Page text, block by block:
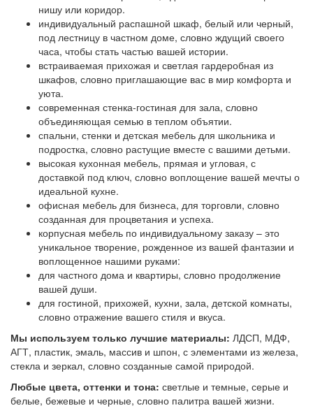
нишу или коридор.
индивидуальный распашной шкаф, белый или черный,
под лестницу в частном доме, словно ждущий своего
часа, чтобы стать частью вашей истории.
встраиваемая прихожая и светлая гардеробная из
шкафов, словно приглашающие вас в мир комфорта и
уюта.
современная стенка-гостиная для зала, словно
объединяющая семью в теплом объятии.
спальни, стенки и детская мебель для школьника и
подростка, словно растущие вместе с вашими детьми.
высокая кухонная мебель, прямая и угловая, с
доставкой под ключ, словно воплощение вашей мечты о
идеальной кухне.
офисная мебель для бизнеса, для торговли, словно
созданная для процветания и успеха.
корпусная мебель по индивидуальному заказу – это
уникальное творение, рожденное из вашей фантазии и
воплощенное нашими руками:
для частного дома и квартиры, словно продолжение
вашей души.
для гостиной, прихожей, кухни, зала, детской комнаты,
словно отражение вашего стиля и вкуса.
Мы используем только лучшие материалы: ЛДСП, МДФ,
АГТ, пластик, эмаль, массив и шпон, с элементами из железа,
стекла и зеркал, словно созданные самой природой.
Любые цвета, оттенки и тона: светлые и темные, серые и
белые, бежевые и черные, словно палитра вашей жизни.